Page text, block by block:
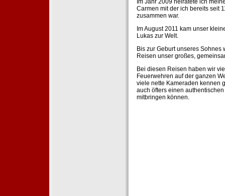
Im Jahr 2009 heiratete ich
Carmen mit der ich bereits seit
zusammen war.
Im August 2011 kam unser
Lukas zur Welt.
Bis zur Geburt unseres Sohnes
Reisen unser großes,
Bei diesen Reisen haben wir
Feuerwehren auf der ganzen
viele nette Kameraden kennen
auch öfters einen
mitbringen können.